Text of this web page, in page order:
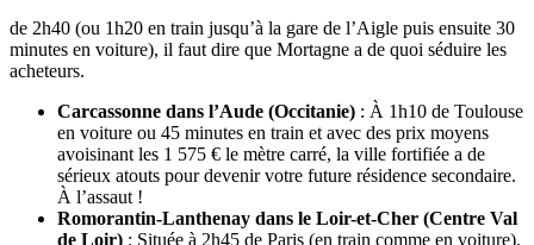
de 2h40 (ou 1h20 en train jusqu’à la gare de l’Aigle puis ensuite 30
minutes en voiture), il faut dire que Mortagne a de quoi séduire les
acheteurs.
Carcassonne dans l’Aude (Occitanie) : À 1h10 de Toulouse
en voiture ou 45 minutes en train et avec des prix moyens
avoisinant les 1 575 € le mètre carré, la ville fortifiée a de
sérieux atouts pour devenir votre future résidence secondaire.
À l’assaut !
Romorantin-Lanthenay dans le Loir-et-Cher (Centre Val
de Loir) : Située à 2h45 de Paris (en train comme en voiture),